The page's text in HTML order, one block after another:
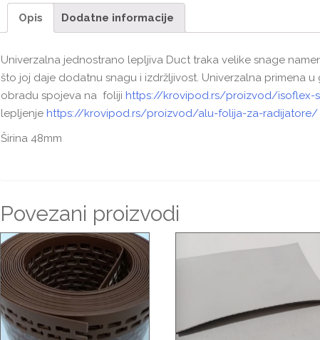
Opis Dodatne informacije
Univerzalna jednostrano lepljiva Duct traka velike snage
što joj daje dodatnu snagu i izdržljivost. Univerzalna primena
obradu spojeva na foliji https://krovipod.rs/proizvod/isoflex-
lepljenje https://krovipod.rs/proizvod/alu-folija-za-radijatore/
Širina 48mm
Povezani proizvodi